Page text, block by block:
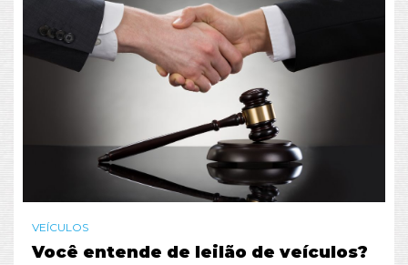
VEÍCULOS
Você entende de leilão de veículos?